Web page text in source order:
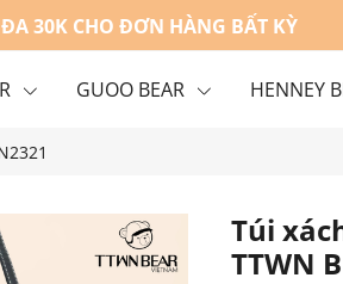
ĐA 30K CHO ĐƠN HÀNG BẤT KỲ
GUOO BEAR HENNEY
Túi
TTWN